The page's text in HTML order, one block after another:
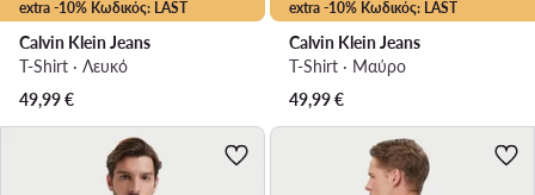
extra -10% Κωδικός: LAST
Calvin Klein Jeans
T-Shirt · Λευκό
49,99€
extra -10% Κωδικός: LAST
Calvin Klein Jeans
T-Shirt · Μαύρο
49,99€